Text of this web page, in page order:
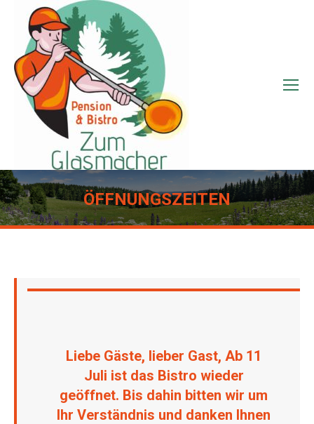
ÖFFNUNGSZEITEN
Sie befinden sich hier:
Liebe Gäste, lieber Gast, Ab 11
Juli ist das Bistro wieder
geöffnet. Bis dahin bitten wir um
Ihr Verständnis und danken Ihnen